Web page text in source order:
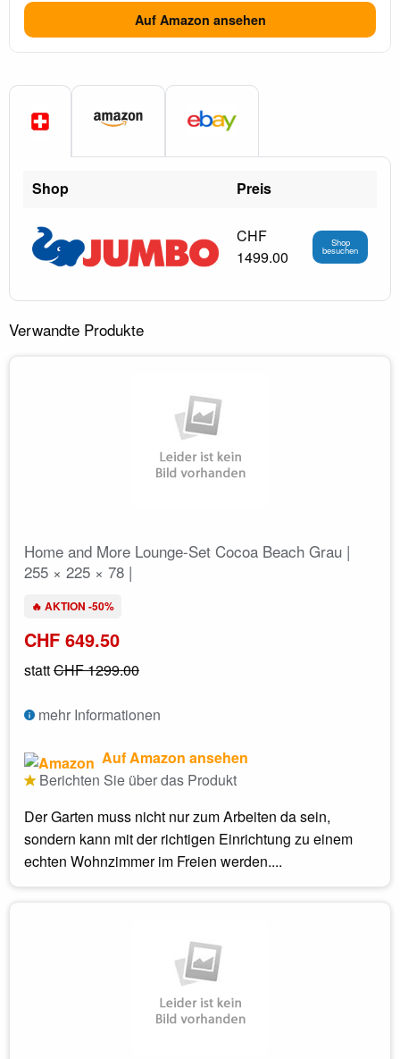
Auf Amazon ansehen
Shop Preis
CHF
1499.00
Shop
besuchen
Verwandte Produkte
Home and More Lounge-Set Cocoa Beach Grau |
255 × 225 × 78 |
🔥 AKTION -50%
CHF 649.50
stattCHF 1299.00
mehr Informationen
Auf Amazon ansehen
Berichten Sie über das Produkt
Der Garten muss nicht nur zum Arbeiten da sein,
sondern kann mit der richtigen Einrichtung zu einem
echten Wohnzimmer im Freien werden....